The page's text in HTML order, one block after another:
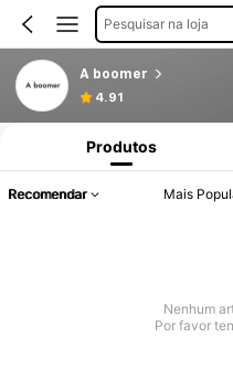
Pesquisar na loja
A boomer
4.91
Produtos
Recomendar Mais
Nenhum
Por favor